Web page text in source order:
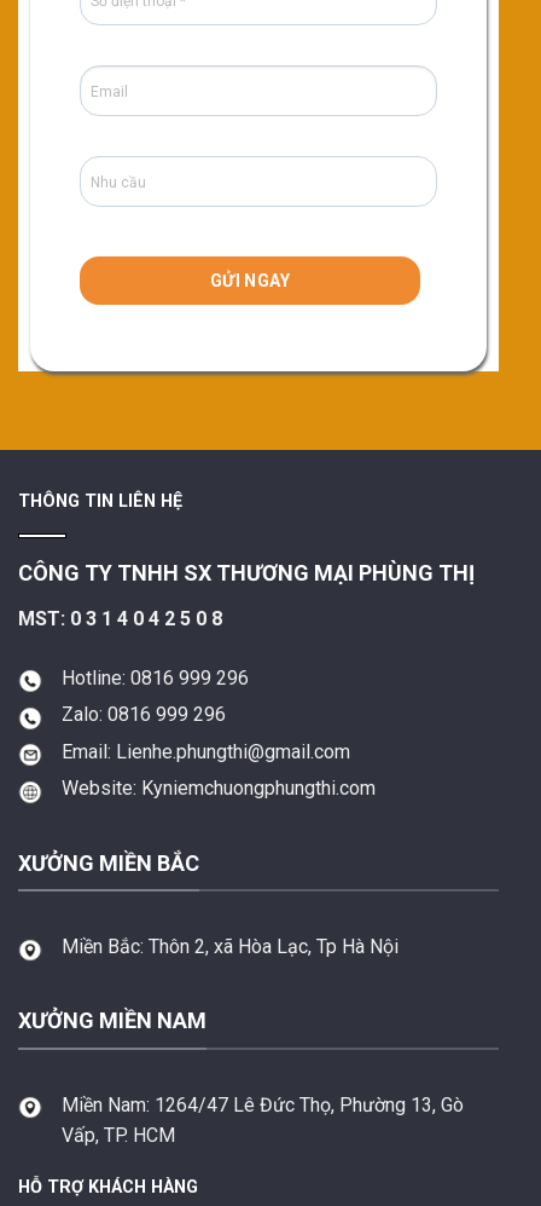
THÔNG TIN LIÊN HỆ
CÔNG TY TNHH SX THƯƠNG MẠI PHÙNG THỊ
MST: 0 3 1 4 0 4 2 5 0 8
Hotline: 0816 999 296
Zalo: 0816 999 296
Email: Lienhe.phungthi@gmail.com
Website: Kyniemchuongphungthi.com
XƯỞNG MIỀN BẮC
Miền Bắc: Thôn 2, xã Hòa Lạc, Tp Hà Nội
XƯỞNG MIỀN NAM
Miền Nam: 1264/47 Lê Đức Thọ, Phường 13, Gò
Vấp, TP. HCM
HỖ TRỢ KHÁCH HÀNG